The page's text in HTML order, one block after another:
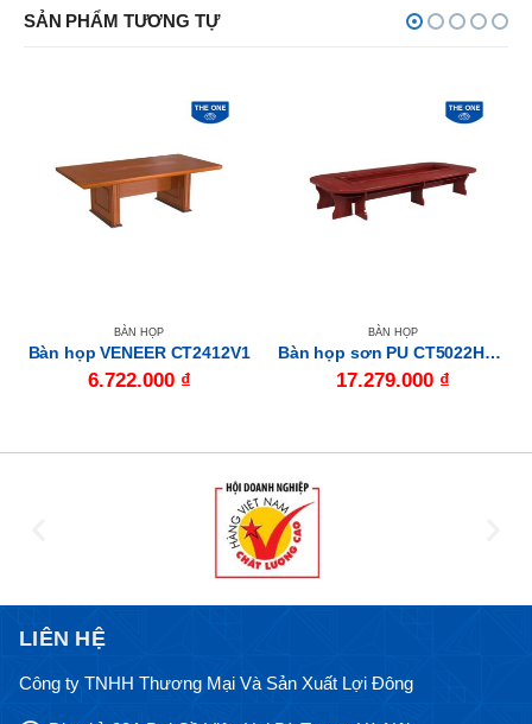
SẢN PHẨM TƯƠNG TỰ
BÀN HỌP
Bàn họp VENEER CT2412V1
6.722.000 ₫
BÀN HỌP
Bàn họp sơn PU CT5022H1R8
17.279.000 ₫
LIÊN HỆ
Công ty TNHH Thương Mại Và Sản Xuất Lợi Đông